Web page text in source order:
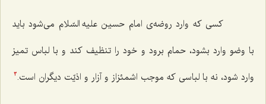
کسی که وارد روضه‌ی امام حسین علیه السّلام می‌شود باید
با وضو وارد بشود، حمام برود و خود را تنظیف کند و با لباس تمیز
وارد شود، نه با لباسی که موجب اشمئزاز و آزار و اذیّت دیگران است.3